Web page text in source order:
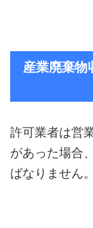
産業廃棄物
許可業者は営
があった場合
ばなりません。